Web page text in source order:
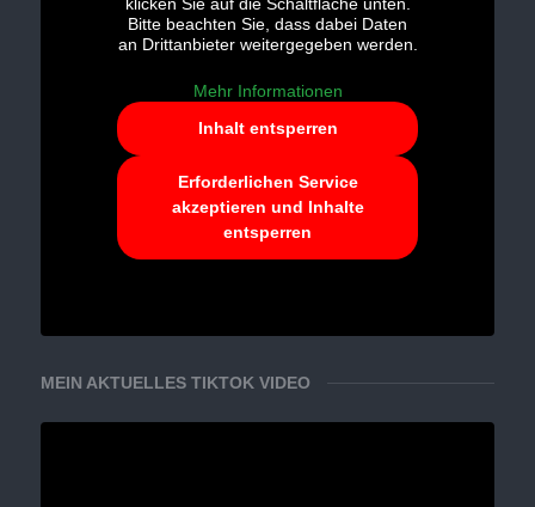
Bitte beachten Sie, dass dabei Daten
an Drittanbieter weitergegeben werden.
Mehr Informationen
Inhalt entsperren
Erforderlichen Service
akzeptieren und Inhalte
entsperren
MEIN AKTUELLES TIKTOK VIDEO